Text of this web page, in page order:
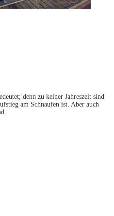
denn zu keiner Jahreszeit sind
am Schnaufen ist. Aber auch